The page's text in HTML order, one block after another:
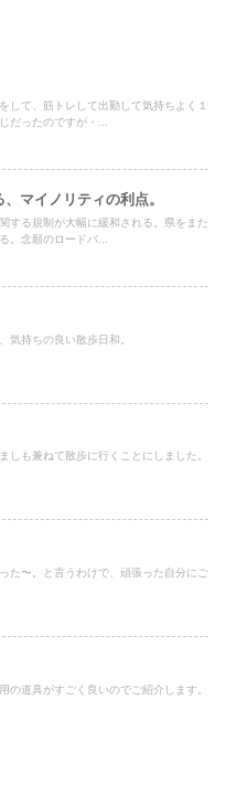
して、筋トレして出勤して気持ちよく１
だったのですが・...
マイノリティの利点。
する規制が大幅に緩和される。県をまた
。念願のロードバ...
気持ちの良い散歩日和。
しも兼ねて散歩に行くことにしました。
た〜。と言うわけで、頑張った自分にご
の道具がすごく良いのでご紹介します。